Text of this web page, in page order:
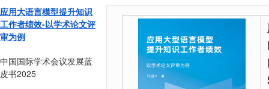
应用大语言模型提升知识
工作者绩效-以学术论文评
审为例
中国国际学术会议发展蓝
皮书2025